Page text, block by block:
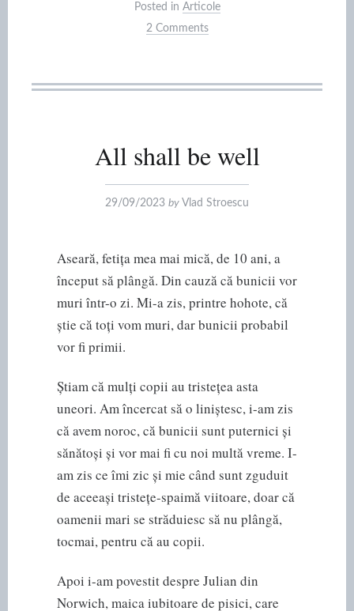
Posted in Articole
2 Comments
All shall be well
29/09/2023 by Vlad Stroescu
Aseară, fetița mea mai mică, de 10 ani, a
început să plângă. Din cauză că bunicii vor
muri într-o zi. Mi-a zis, printre hohote, că
știe că toți vom muri, dar bunicii probabil
vor fi primii.
Știam că mulți copii au tristețea asta
uneori. Am încercat să o liniștesc, i-am zis
că avem noroc, că bunicii sunt puternici și
sănătoși și vor mai fi cu noi multă vreme. I-
am zis ce îmi zic și mie când sunt zguduit
de aceeași tristețe-spaimă viitoare, doar că
oamenii mari se străduiesc să nu plângă,
tocmai, pentru că au copii.
Apoi i-am povestit despre Julian din
Norwich, maica iubitoare de pisici, care